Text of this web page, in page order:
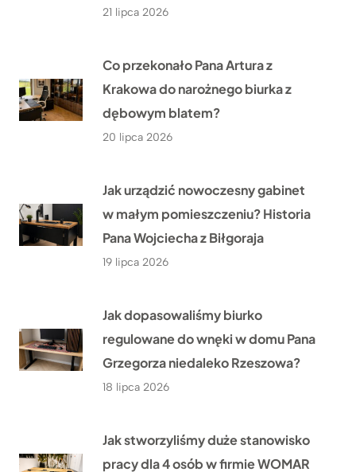
21 lipca 2026
Co przekonało Pana Artura z
Krakowa do narożnego biurka z
dębowym blatem?
20 lipca 2026
Jak urządzić nowoczesny gabinet
w małym pomieszczeniu? Historia
Pana Wojciecha z Biłgoraja
19 lipca 2026
Jak dopasowaliśmy biurko
regulowane do wnęki w domu Pana
Grzegorza niedaleko Rzeszowa?
18 lipca 2026
Jak stworzyliśmy duże stanowisko
pracy dla 4 osób w firmie WOMAR